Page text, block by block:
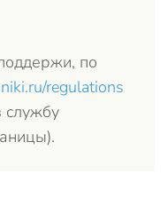
по
regulations
службу